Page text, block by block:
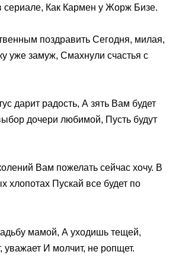
сериале, Как Кармен у Жорж Бизе.
поздравить Сегодня, милая,
уже замуж, Смахнули счастья с
дарит радость, А зять Вам будет
дочери любимой, Пусть будут
Вам пожелать сейчас хочу. В
хлопотах Пускай все будет по
мамой, А уходишь тещей,
уважает И молчит, не ропщет.